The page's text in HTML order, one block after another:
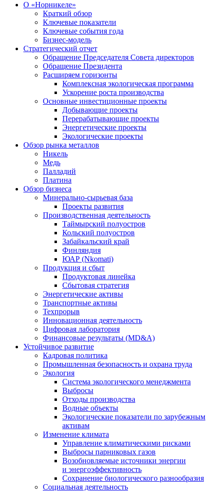
О «Норникеле»
Краткий обзор
Ключевые показатели
Ключевые события года
Бизнес-модель
Стратегический отчет
Обращение Председателя Совета директоров
Обращение Президента
Расширяем горизонты
Комплексная экологическая программа
Ускорение роста производства
Основные инвестиционные проекты
Добывающие проекты
Перерабатывающие проекты
Энергетические проекты
Экологические проекты
Обзор рынка металлов
Никель
Медь
Палладий
Платина
Обзор бизнеса
Минерально-сырьевая база
Проекты развития
Производственная деятельность
Таймырский полуостров
Кольский полуостров
Забайкальский край
Финляндия
ЮАР (Nkomati)
Продукция и сбыт
Продуктовая линейка
Сбытовая стратегия
Энергетические активы
Транспортные активы
Техпрорыв
Инновационная деятельность
Цифровая лаборатория
Финансовые результаты (MD&A)
Устойчивое развитие
Кадровая политика
Промышленная безопасность и охрана труда
Экология
Система экологического менеджмента
Выбросы
Отходы производства
Водные объекты
Экологические показатели по зарубежным
активам
Изменение климата
Управление климатическими рисками
Выбросы парниковых газов
Возобновляемые источники энергии
и энергоэффективность
Сохранение биологического разнообразия
Социальная деятельность